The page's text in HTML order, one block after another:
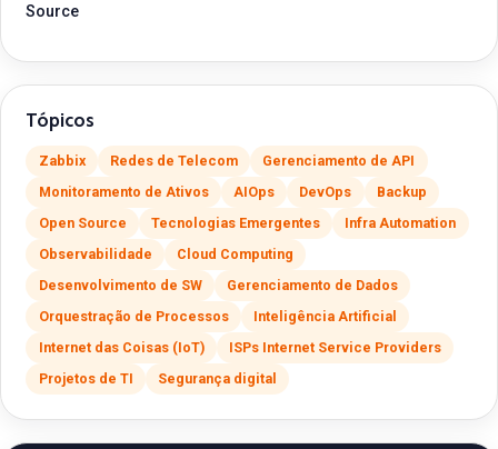
Source
Tópicos
Zabbix Redes de Telecom
Gerenciamento de API
Monitoramento de Ativos
AIOps DevOps
Backup
Open Source
Tecnologias Emergentes
Infra Automation
Observabilidade
Cloud Computing
Desenvolvimento de SW
Gerenciamento de Dados
Orquestração de Processos
Inteligência Artificial
Internet das Coisas (IoT)
ISPs Internet Service Providers
Projetos de TI
Segurança digital